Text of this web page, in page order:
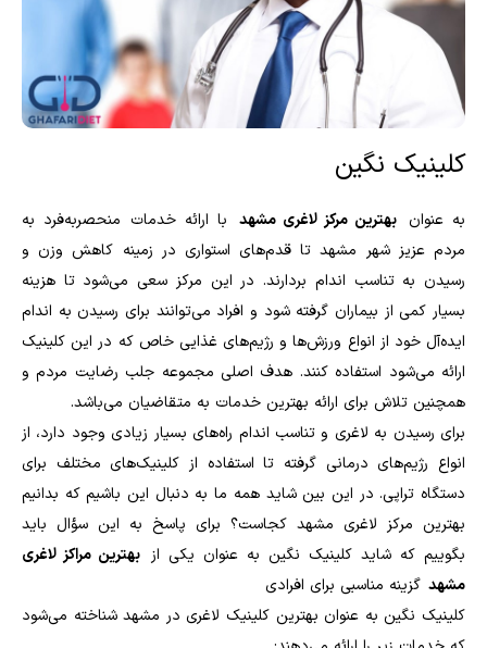
کلینیک نگین
به عنوان بهترین مرکز لاغری مشهد با ارائه خدمات منحصربه‌فرد به
مردم عزیز شهر مشهد تا قدم‌های استواری در زمینه کاهش وزن و
رسیدن به تناسب اندام بردارند. در این مرکز سعی می‌شود تا هزینه
بسیار کمی از بیماران گرفته شود و افراد می‌توانند برای رسیدن به اندام
ایده‌آل خود از انواع ورزش‌ها و رژیم‌های غذایی خاص که در این کلینیک
ارائه می‌شود استفاده کنند. هدف اصلی مجموعه جلب رضایت مردم و
همچنین تلاش برای ارائه بهترین خدمات به متقاضیان می‌باشد.
برای رسیدن به لاغری و تناسب اندام راه‌های بسیار زیادی وجود دارد، از
انواع رژیم‌های درمانی گرفته تا استفاده از کلینیک‌های مختلف برای
دستگاه تراپی. در این بین شاید همه ما به دنبال این باشیم که بدانیم
بهترین مرکز لاغری مشهد کجاست؟ برای پاسخ به این سؤال باید
بگوییم که شاید کلینیک نگین به عنوان یکی از بهترین مراکز لاغری
مشهد گزینه مناسبی برای افرادی
کلینیک نگین به عنوان بهترین کلینیک لاغری در مشهد شناخته می‌شود